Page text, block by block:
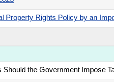
Property Rights Policy by an
Should the Government Impose